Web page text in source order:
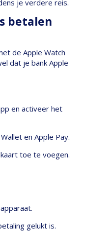
je verdere reis.
betalen
de Apple Watch
dat je bank Apple
en activeer het
en Apple Pay.
toe te voegen.
gelukt is.